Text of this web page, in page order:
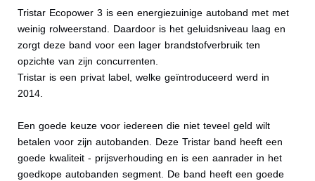
Tristar Ecopower 3 is een energiezuinige autoband met met
weinig rolweerstand. Daardoor is het geluidsniveau laag en
zorgt deze band voor een lager brandstofverbruik ten
opzichte van zijn concurrenten.
Tristar is een privat label, welke geïntroduceerd werd in
2014.
Een goede keuze voor iedereen die niet teveel geld wilt
betalen voor zijn autobanden. Deze Tristar band heeft een
goede kwaliteit - prijsverhouding en is een aanrader in het
goedkope autobanden segment. De band heeft een goede